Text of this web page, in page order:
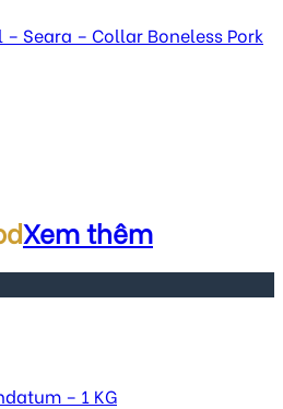
Seara – Collar Boneless Pork
Xem thêm
– 1 KG